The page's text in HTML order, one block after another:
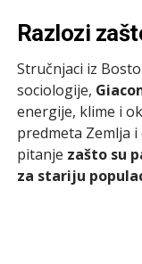
Razlozi
Stručnjaci iz
sociologije,
energije, klime i
predmeta Zemlja
pitanje zašto su
za stariju